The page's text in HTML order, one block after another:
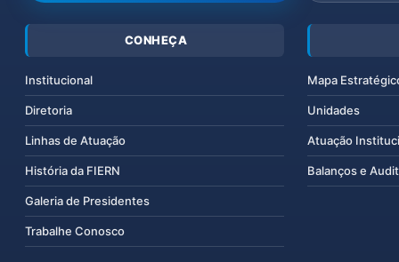
CONHEÇA
Institucional
Diretoria
Linhas de Atuação
História da FIERN
Galeria de Presidentes
Trabalhe Conosco
Mapa
Unidades
Atuação
Balanços e